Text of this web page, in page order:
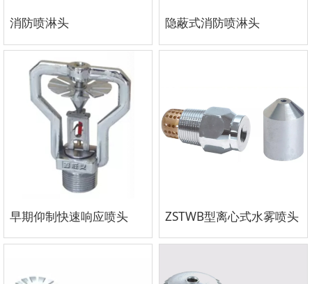
消防喷淋头 隐蔽式消防喷淋头
早期仰制快速响应喷头 ZSTWB型离心式水雾喷头